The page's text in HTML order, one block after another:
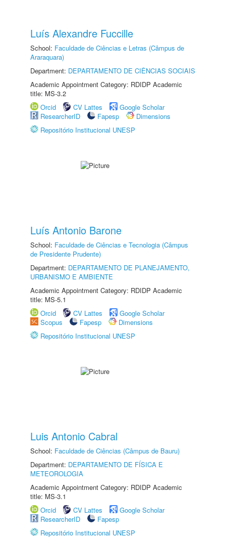
Luís Alexandre Fuccille
School: Faculdade de Ciências e Letras (Câmpus de
Araraquara)
Department: DEPARTAMENTO DE CIÊNCIAS SOCIAIS
Academic Appointment Category: RDIDP Academic
title: MS-3.2
Orcid
CV Lattes
Google Scholar
ResearcherID
Fapesp
Dimensions
Repositório Institucional UNESP
Luís Antonio Barone
School: Faculdade de Ciências e Tecnologia (Câmpus
de Presidente Prudente)
Department: DEPARTAMENTO DE PLANEJAMENTO,
URBANISMO E AMBIENTE
Academic Appointment Category: RDIDP Academic
title: MS-5.1
Orcid
CV Lattes
Google Scholar
Scopus
Fapesp
Dimensions
Repositório Institucional UNESP
Luis Antonio Cabral
School: Faculdade de Ciências (Câmpus de Bauru)
Department: DEPARTAMENTO DE FÍSICA E
METEOROLOGIA
Academic Appointment Category: RDIDP Academic
title: MS-3.1
Orcid
CV Lattes
Google Scholar
ResearcherID
Fapesp
Repositório Institucional UNESP